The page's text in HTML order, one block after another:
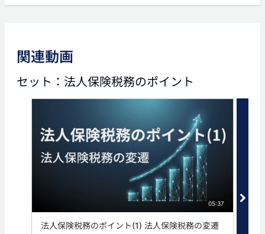
次の動画
法人保険税務のポイント
ン)の仕組み
関連動画
セット：法人保険税務のポイント
05:37
法人保険税務のポイント(1) 法人保険税務の変遷